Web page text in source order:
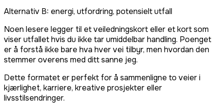
Alternativ B: energi, utfordring, potensielt utfall
Noen lesere legger til et veiledningskort eller et kort som
viser utfallet hvis du ikke tar umiddelbar handling. Poenget
er å forstå ikke bare hva hver vei tilbyr, men hvordan den
stemmer overens med ditt sanne jeg.
Dette formatet er perfekt for å sammenligne to veier i
kjærlighet, karriere, kreative prosjekter eller
livsstilsendringer.